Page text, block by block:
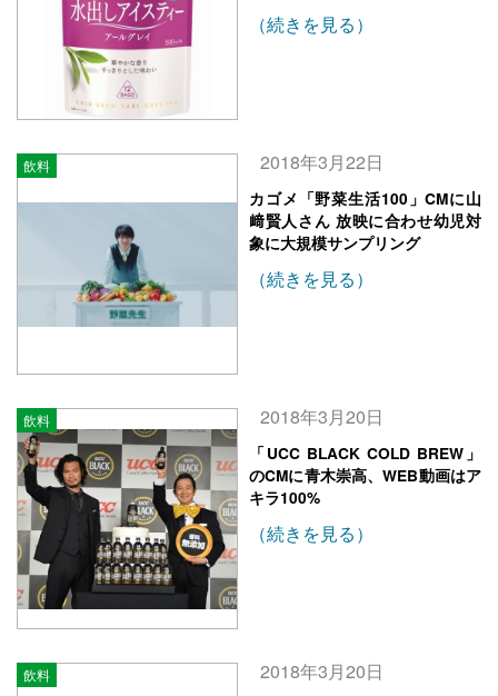
（続きを見る）
飲料 2018年3月22日
カゴメ「野菜生活100」CMに山
﨑賢人さん 放映に合わせ幼児対
象に大規模サンプリング
（続きを見る）
飲料 2018年3月20日
「UCC BLACK COLD BREW」
のCMに青木崇高、WEB動画はア
キラ100%
（続きを見る）
飲料 2018年3月20日